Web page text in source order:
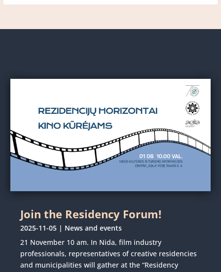
Join the Residency Forum!
2025-11-05 | News and events
21 November 10 am. In Nida, film industry
professionals, representatives of creative residencies
and municipalities will gather at the “Residency